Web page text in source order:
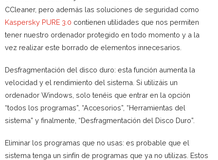
CCleaner, pero además las soluciones de seguridad como
Kaspersky PURE 3.0 contienen utilidades que nos permiten
tener nuestro ordenador protegido en todo momento y a la
vez realizar este borrado de elementos innecesarios.
Desfragmentación del disco duro: esta función aumenta la
velocidad y el rendimiento del sistema. Si utilizáis un
ordenador Windows, solo tenéis que entrar en la opción
“todos los programas”, “Accesorios”, “Herramientas del
sistema” y finalmente, “Desfragmentación del Disco Duro”.
Eliminar los programas que no usas: es probable que el
sistema tenga un sinfín de programas que ya no utilizas. Estos